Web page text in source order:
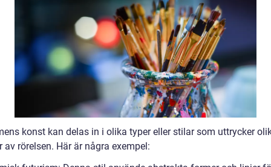
konst kan delas in i olika typer eller stilar som uttrycker
av rörelsen. Här är några exempel: